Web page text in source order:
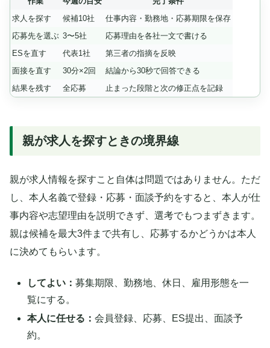
求人を探す
候補10社
仕事内容・勤務地・応募期限を保存
応募先を選ぶ 3〜5社
応募理由を各社一文で書ける
ESを直す
代表1社
第三者の指摘を反映
面接を直す
30分×2回
結論から30秒で回答できる
結果を残す
全応募 止まった段階と次の修正点を記録
親が求人を探すときの境界線
親が求人情報を探すこと自体は問題ではありません。ただ
し、本人名義で登録・応募・面談予約をすると、本人が仕
事内容や志望理由を説明できず、選考でもつまずきます。
親は候補を最大3件まで共有し、応募するかどうかは本人
に決めてもらいます。
してよい：募集期限、勤務地、休日、雇用形態を一
覧にする。
本人に任せる：会員登録、応募、ES提出、面談予
約。